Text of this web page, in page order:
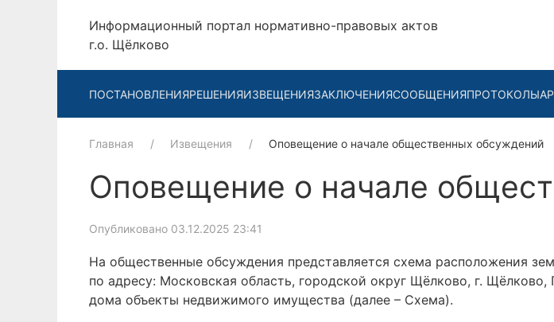
Информационный портал нормативно-правовых актов
г.о. Щёлково
ПОСТАНОВЛЕНИЯРЕШЕНИЯИЗВЕЩЕНИЯЗАКЛЮЧЕНИЯСООБЩЕНИЯПРОТОКОЛЫ
Главная Извещения Оповещение о начале общественных обсуждений
Оповещение о начале
Опубликовано 03.12.2025 23:41
На общественные обсуждения представляется схема расположения
по адресу: Московская область, городской округ Щёлково, г.
дома объекты недвижимого имущества (далее – Схема).